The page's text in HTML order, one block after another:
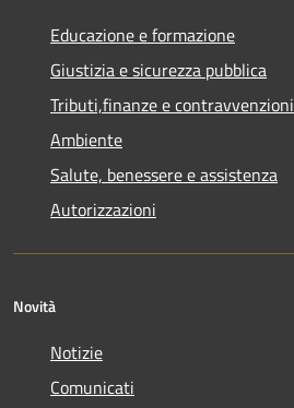
Educazione e formazione
Giustizia e sicurezza pubblica
Tributi,finanze e contravvenzioni
Ambiente
Salute, benessere e assistenza
Autorizzazioni
Novità
Notizie
Comunicati